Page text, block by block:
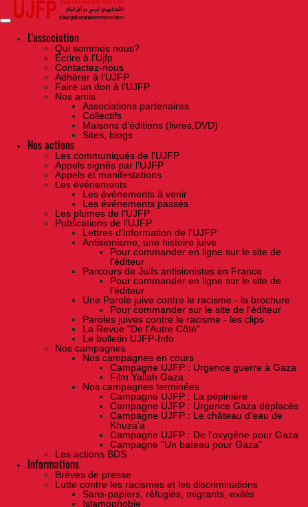
Skip
the
contentL'association
Qui sommes nous?
Ecrire à l’Ujfp
Contactez-nous
Adhérer à l’UJFP
Faire un don à l’UJFP
Nos amis
Associations partenaires
Collectifs
Maisons d’éditions (livres,DVD)
Sites, blogs
Nos actions
Les communiqués de l'UJFP
Appels signés par l'UJFP
Appels et manifestations
Les événements
Les événements à venir
Les événements passés
Les plumes de l'UJFP
Publications de l'UJFP
Lettres d'information de l'UJFP
Antisionisme, une histoire juive
Pour commander en ligne sur le site de
l'éditeur
Parcours de Juifs antisionistes en France
Pour commander en ligne sur le site de
l'éditeur
Une Parole juive contre le racisme - la brochure
Pour commander sur le site de l'éditeur
Paroles juives contre le racisme - les clips
La Revue "De l'Autre Côté"
Le bulletin UJFP-Info
Nos campagnes
Nos campagnes en cours
Campagne UJFP : Urgence guerre à Gaza
Film Yallah Gaza
Nos campagnes terminées
Campagne UJFP : La pépinière
Campagne UJFP : Urgence Gaza déplacés
Campagne UJFP : Le château d'eau de
Khuza'a
Campagne UJFP : De l'oxygène pour Gaza
Campagne "Un bateau pour Gaza"
Les actions BDS
Informations
Brèves de presse
Lutte contre les racismes et les discriminations
Sans-papiers, réfugiés, migrants, exilés
Islamophobie